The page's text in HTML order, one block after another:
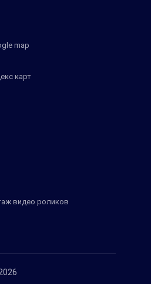
map
карт
видео роликов